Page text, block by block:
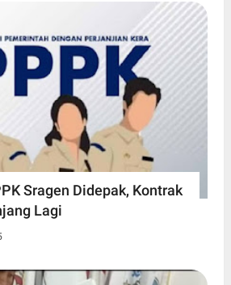
Sragen Didepak, Kontrak
Lagi